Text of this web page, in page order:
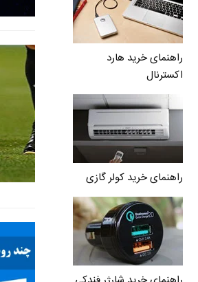
راهنمای خرید هارد
اکسترنال
راهنمای خرید کولر گازی